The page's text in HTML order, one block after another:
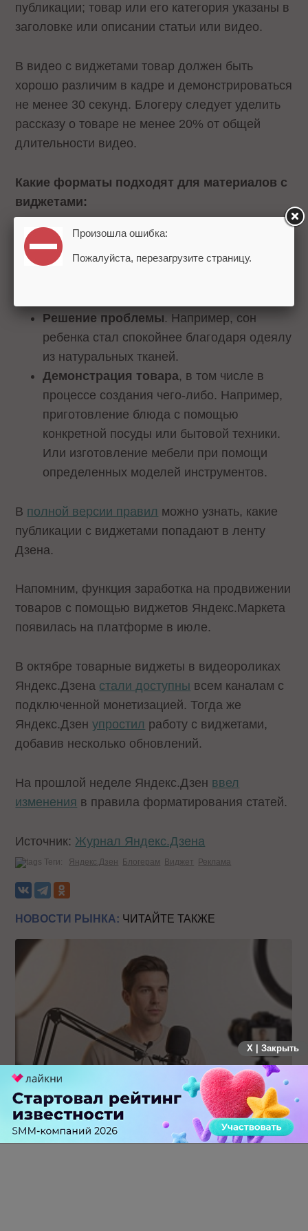
публикации; товар или его категория указаны в
заголовке или описании статьи или видео.
В видео с виджетами товар должен быть
хорошо различим в кадре и демонстрироваться
не менее 30 секунд. Блогеру следует уделить
рассказу о товаре не менее 20% от общей
длительности видео.
Какие форматы подходят для материалов с
виджетами:
Обзор товара , которым блогер уже
пользовался.
Решение проблемы. Например, сон
ребенка стал спокойнее благодаря одеялу
из натуральных тканей.
Демонстрация товара, в том числе в
процессе создания чего-либо. Например,
приготовление блюда с помощью
конкретной посуды или бытовой техники.
Или изготовление мебели при помощи
определенных моделей инструментов.
В полной версии правил можно узнать, какие
публикации с виджетами попадают в ленту
Дзена.
Напомним, функция заработка на продвижении
товаров с помощью виджетов Яндекс.Маркета
появилась на платформе в июле.
В октябре товарные виджеты в видеороликах
Яндекс.Дзена стали доступны всем каналам с
подключенной монетизацией. Тогда же
Яндекс.Дзенупростил работу с виджетами,
добавив несколько обновлений.
На прошлой неделе Яндекс.Дзен ввел
изменения в правила форматирования статей.
Источник: Журнал Яндекс.Дзена
Теги: Яндекс.Дзен Блогерам Виджет Реклама
НОВОСТИ РЫНКА: ЧИТАЙТЕ ТАКЖЕ
Российский рынок инфлюенс-маркетинга вошел в фазу
стагнации после нескольких лет роста
X | Закрыть
Произошла ошибка:
Пожалуйста, перезагрузите страницу.